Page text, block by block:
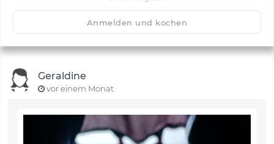
Anmelden und kochen
🙂 Speichern
Geraldine
vor einem Monat